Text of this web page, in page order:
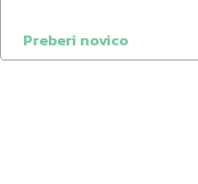
Preberi novico